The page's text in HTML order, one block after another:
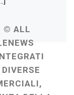
© ALL